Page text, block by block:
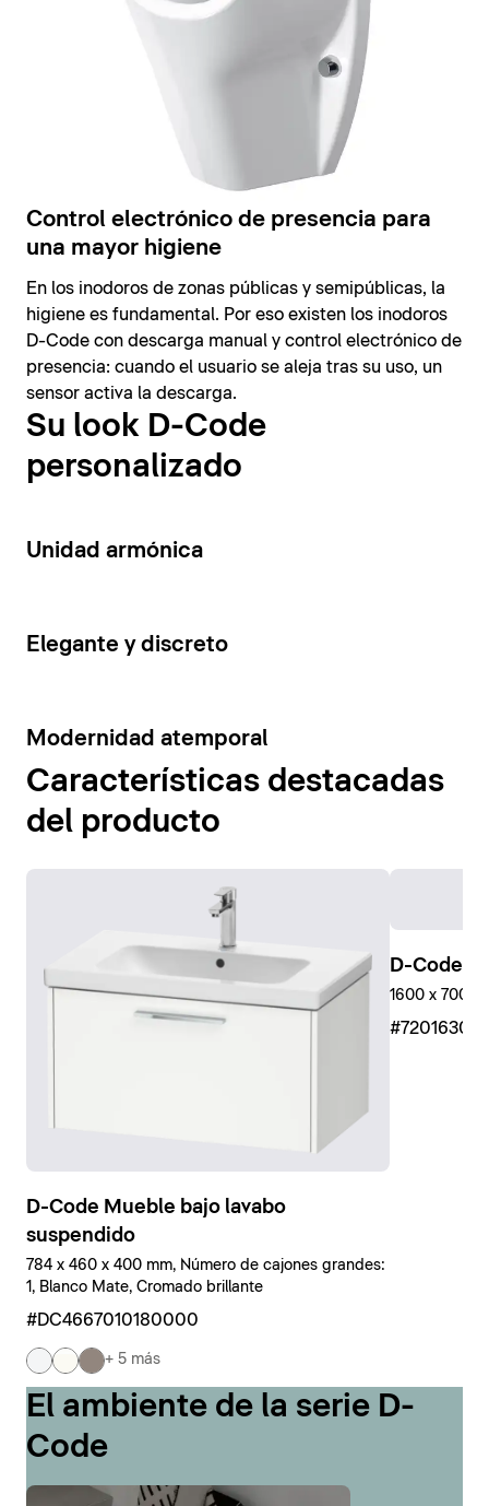
Control electrónico de presencia para
una mayor higiene
En los inodoros de zonas públicas y semipúblicas, la
higiene es fundamental. Por eso existen los inodoros
D-Code con descarga manual y control electrónico de
presencia: cuando el usuario se aleja tras su uso, un
sensor activa la descarga.
Su look D-Code
personalizado
14
Unidad armónica
15
Elegante y discreto
10
Modernidad atemporal
Características destacadas
del producto
D-Code Mueble bajo lavabo
suspendido
784 x 460 x 400 mm, Número de cajones grandes:
1, Blanco Mate, Cromado brillante
#DC4667010180000
+ 5 más
D-Code
1600 x 700
El ambiente de la serie D-
Code